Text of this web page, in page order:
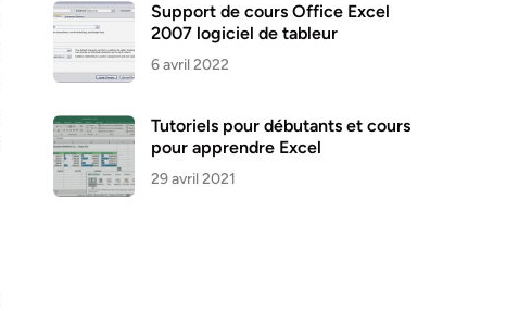
Support de cours Office Excel
2007 logiciel de tableur
6 avril 2022
Tutoriels pour débutants et cours
pour apprendre Excel
29 avril 2021